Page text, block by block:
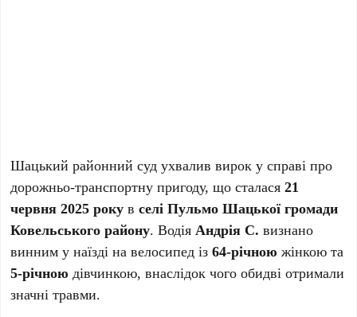
Шацький районний суд ухвалив вирок у справі про
дорожньо-транспортну пригоду, що сталася21
червня 2025 року вселі Пульмо Шацької громади
Ковельського району. ВодіяАндрія С. визнано
винним у наїзді на велосипед із64-річною жінкою та
5-річною дівчинкою, внаслідок чого обидві отримали
значні травми.